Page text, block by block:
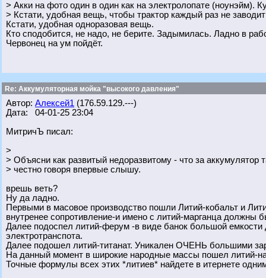
> Акки на фото один в один как на электролопате (ноунэйм).
> Кстати, удобная вещь, чтобы трактор каждый раз не
Кстати, удобная одноразовая вещь.
Кто сподобится, не надо, не берите. Задымилась. Ладно в
Червонец на ум пойдёт.
Re: Аккумуляторная мойка "высокого давления"
Автор: Алексей1 (176.59.129.---)
Дата: 04-01-25 23:04
МитричЪ писал:
>
> Объясни как развитый недоразвитому - что за аккумулятор
> честно говоря впервые слышу.
врешь веть?
Ну да ладно.
Первыми в масовое производство пошли Литий-кобальт и
внутренее сопротивление-и имено с литий-марганца должны
Далее подоспел литий-ферум -в виде банок большой емкости
электротранспота.
Далее подошел литий-титанат. Уникален ОЧЕНЬ большими
На данный момент в широкие народные массы пошел литий-
Точные формулы всех этих *литиев* найдете в итернете